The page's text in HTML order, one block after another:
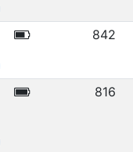
842
816